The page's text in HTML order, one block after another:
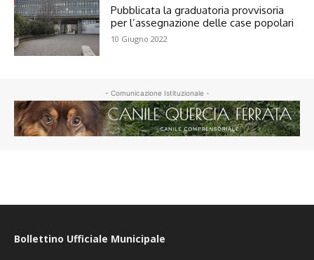
Pubblicata la graduatoria provvisoria
per l’assegnazione delle case popolari
10 Giugno 2022
- Comunicazione Istituzionale -
Bollettino Ufficiale Municipale